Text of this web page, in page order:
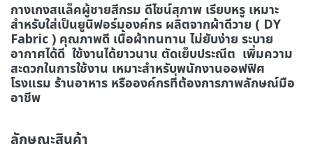
กางเกงสแล็คผู้ชายสีกรม ดีไซน์สุภาพ เรียบหรู เหมาะ
สำหรับใส่เป็นยูนิฟอร์มองค์กร ผลิตจากผ้าดีวาย ( DY
Fabric ) คุณภาพดี เนื้อผ้าทนทาน ไม่ยับง่าย ระบาย
อากาศได้ดี ใช้งานได้ยาวนาน ตัดเย็บประณีต เพิ่มความ
สะดวกในการใช้งาน เหมาะสำหรับพนักงานออฟฟิศ
โรงแรม ร้านอาหาร หรือองค์กรที่ต้องการภาพลักษณ์มือ
อาชีพ
ลักษณะสินค้า